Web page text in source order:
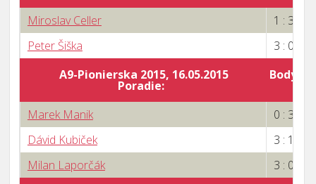
Miroslav Celler
1 : 3
Peter Šiška
3 : 0
A9-Pionierska 2015, 16.05.2015
Poradie:
Body
Marek Manik
0 : 3
Dávid Kubiček
3 : 1
Milan Laporčák
3 : 0